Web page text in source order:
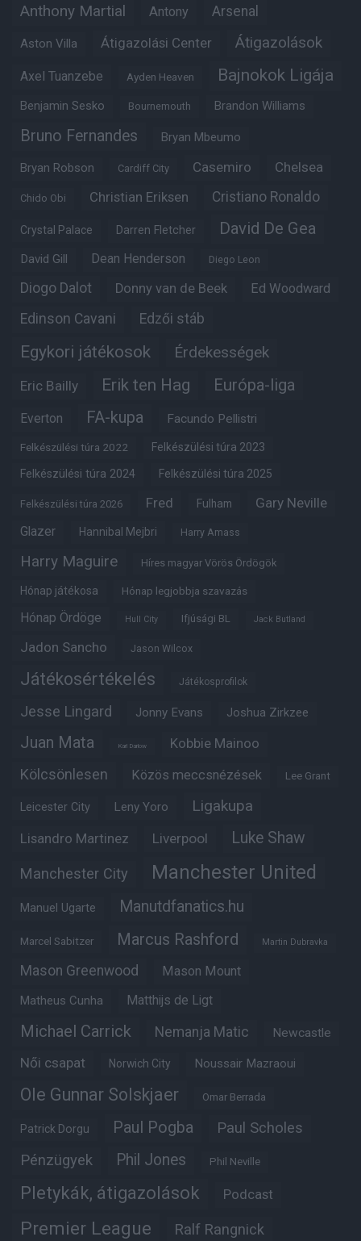
Anthony Martial Antony Arsenal
Aston Villa Átigazolási Center Átigazolások
Axel Tuanzebe Ayden Heaven Bajnokok Ligája
Benjamin Sesko Bournemouth Brandon Williams
Bruno Fernandes Bryan Mbeumo
Bryan Robson Cardiff City Casemiro Chelsea
Chido Obi Christian Eriksen Cristiano Ronaldo
Crystal Palace Darren Fletcher David De Gea
David Gill Dean Henderson Diego Leon
Diogo Dalot Donny van de Beek Ed Woodward
Edinson Cavani Edzői stáb
Egykori játékosok Érdekességek
Eric Bailly Erik ten Hag Európa-liga
Everton FA-kupa Facundo Pellistri
Felkészülési túra 2022 Felkészülési túra 2023
Felkészülési túra 2024 Felkészülési túra 2025
Felkészülési túra 2026 Fred Fulham Gary Neville
Glazer Hannibal Mejbri Harry Amass
Harry Maguire Híres magyar Vörös Ördögök
Hónap játékosa Hónap legjobbja szavazás
Hónap Ördöge Hull City Ifjúsági BL Jack Butland
Jadon Sancho Jason Wilcox
Játékosértékelés Játékosprofilok
Jesse Lingard Jonny Evans Joshua Zirkzee
Juan Mata Karl Darlow Kobbie Mainoo
Kölcsönlesen Közös meccsnézések Lee Grant
Leicester City Leny Yoro Ligakupa
Lisandro Martinez Liverpool Luke Shaw
Manchester City Manchester United
Manuel Ugarte Manutdfanatics.hu
Marcel Sabitzer Marcus Rashford Martin Dubravka
Mason Greenwood Mason Mount
Matheus Cunha Matthijs de Ligt
Michael Carrick Nemanja Matic Newcastle
Női csapat Norwich City Noussair Mazraoui
Ole Gunnar Solskjaer Omar Berrada
Patrick Dorgu Paul Pogba Paul Scholes
Pénzügyek Phil Jones Phil Neville
Pletykák, átigazolások Podcast
Premier League Ralf Rangnick